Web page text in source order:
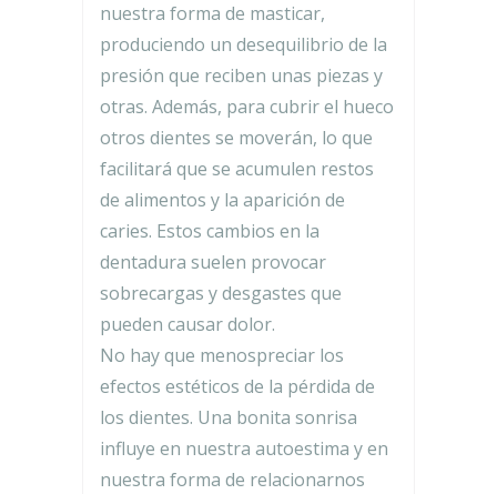
nuestra forma de masticar,
produciendo un desequilibrio de la
presión que reciben unas piezas y
otras. Además, para cubrir el hueco
otros dientes se moverán, lo que
facilitará que se acumulen restos
de alimentos y la aparición de
caries. Estos cambios en la
dentadura suelen provocar
sobrecargas y desgastes que
pueden causar dolor.
No hay que menospreciar los
efectos estéticos de la pérdida de
los dientes. Una bonita sonrisa
influye en nuestra autoestima y en
nuestra forma de relacionarnos